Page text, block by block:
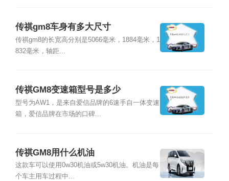
传祺gm8车身有多大尺寸
传祺gm8的长宽高分别是5066毫米，1884毫米，1
832毫米，轴距...
传祺GM8变速箱型号是多少
型号为AW1，是来自爱信品牌的6速手自一体变速
箱，爱信品牌在市场的口碑...
传祺GM8用什么机油
这款车可以使用0w30机油或5w30机油。机油是每
个车主用车过程中...